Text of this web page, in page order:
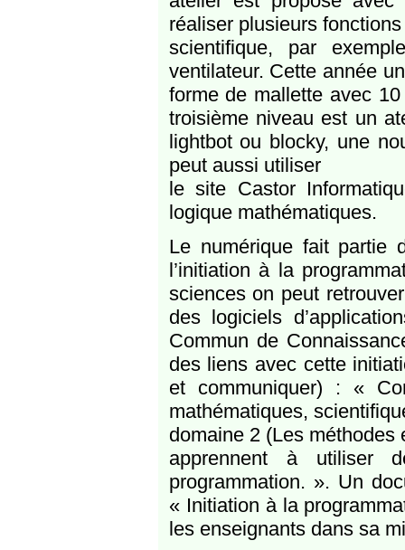
réaliser plusieurs
scientifique, par
ventilateur. Cette année
forme de mallette avec
troisième niveau est un
lightbot ou blocky, une
peut aussi utiliser
le site Castor
logique mathématiques.
Le numérique fait partie
l’initiation à la
sciences on peut
des logiciels
Commun de
des liens avec cette
et communiquer) : «
mathématiques,
domaine 2 (Les
apprennent à utiliser
programmation. ». Un
« Initiation à la
les enseignants dans sa